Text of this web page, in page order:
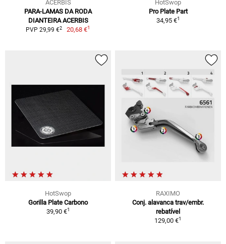
ACERBIS
PARA-LAMAS DA RODA
DIANTEIRA ACERBIS
PVP 29,99 €2 20,68 €1
HotSwop
Pro Plate Part
34,95 €1
HotSwop
Gorilla Plate Carbono
39,90 €1
RAXIMO
Conj. alavanca trav/embr.
rebatível
129,00 €1